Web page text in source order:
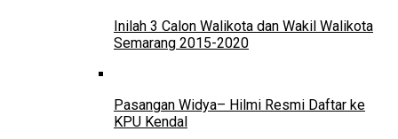
Inilah 3 Calon Walikota dan Wakil Walikota
Semarang 2015-2020
Pasangan Widya– Hilmi Resmi Daftar ke
KPU Kendal